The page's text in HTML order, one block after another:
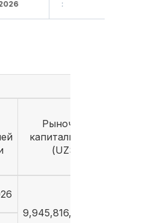
Рыночная
капитализация
(UZS)
9,945,816,951,042